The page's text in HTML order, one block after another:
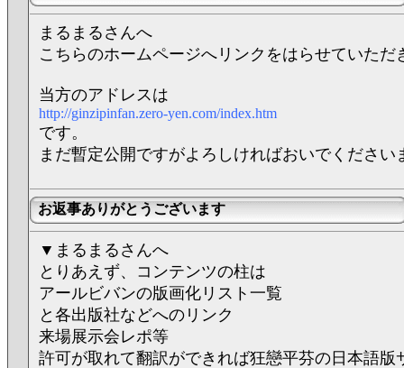
まるまるさんへ
こちらのホームページへリンクをはらせていただ
当方のアドレスは
http://ginzipinfan.zero-yen.com/index.htm
です。
まだ暫定公開ですがよろしければおいでください
お返事ありがとうございます
▼まるまるさんへ
とりあえず、コンテンツの柱は
アールビバンの版画化リスト一覧
と各出版社などへのリンク
来場展示会レポ等
許可が取れて翻訳ができれば狂戀平芬の日本語版